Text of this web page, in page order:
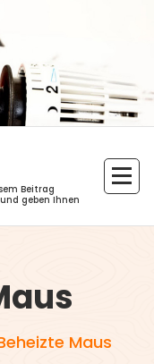
Beitrag
geben Ihnen
Maus